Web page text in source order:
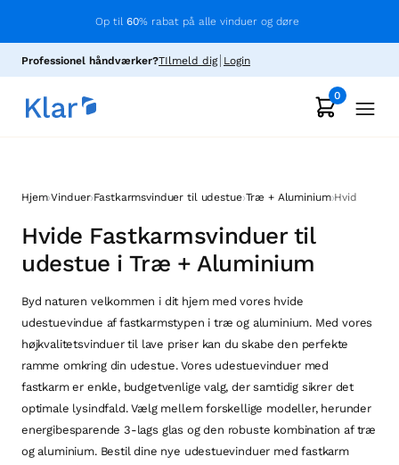
Op til 60% rabat på alle vinduer og døre
Professionel håndværker?TIlmeld dig Login
0
Hjem›Vinduer›Fastkarmsvinduer til udestue›Træ + Aluminium›Hvid
Hvide Fastkarmsvinduer til
udestue i Træ + Aluminium
Byd naturen velkommen i dit hjem med vores hvide
udestuevindue af fastkarmstypen i træ og aluminium. Med vores
højkvalitetsvinduer til lave priser kan du skabe den perfekte
ramme omkring din udestue. Vores udestuevinduer med
fastkarm er enkle, budgetvenlige valg, der samtidig sikrer det
optimale lysindfald. Vælg mellem forskellige modeller, herunder
energibesparende 3-lags glas og den robuste kombination af træ
og aluminium. Bestil dine nye udestuevinduer med fastkarm